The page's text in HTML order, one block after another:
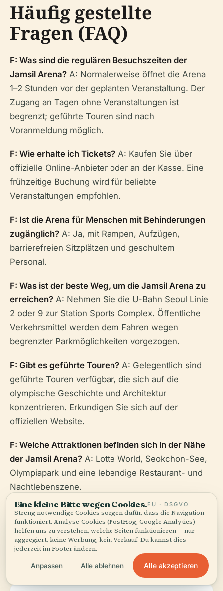
Häufig gestellte
Fragen (FAQ)
F: Was sind die regulären Besuchszeiten der
Jamsil Arena? A: Normalerweise öffnet die Arena
1–2 Stunden vor der geplanten Veranstaltung. Der
Zugang an Tagen ohne Veranstaltungen ist
begrenzt; geführte Touren sind nach
Voranmeldung möglich.
F: Wie erhalte ich Tickets? A: Kaufen Sie über
offizielle Online-Anbieter oder an der Kasse. Eine
frühzeitige Buchung wird für beliebte
Veranstaltungen empfohlen.
F: Ist die Arena für Menschen mit Behinderungen
zugänglich? A: Ja, mit Rampen, Aufzügen,
barrierefreien Sitzplätzen und geschultem
Personal.
F: Was ist der beste Weg, um die Jamsil Arena zu
erreichen? A: Nehmen Sie die U-Bahn Seoul Linie
2 oder 9 zur Station Sports Complex. Öffentliche
Verkehrsmittel werden dem Fahren wegen
begrenzter Parkmöglichkeiten vorgezogen.
F: Gibt es geführte Touren? A: Gelegentlich sind
geführte Touren verfügbar, die sich auf die
olympische Geschichte und Architektur
konzentrieren. Erkundigen Sie sich auf der
offiziellen Website.
F: Welche Attraktionen befinden sich in der Nähe
der Jamsil Arena? A: Lotte World, Seokchon-See,
Olympiapark und eine lebendige Restaurant- und
Nachtlebenszene.
Praktische Reisetipps
Eine kleine Bitte wegen Cookies.EU · DSGVO
Streng notwendige Cookies sorgen dafür, dass die Navigation
funktioniert. Analyse-Cookies (PostHog, Google Analytics)
helfen uns zu verstehen, welche Seiten funktionieren — nur
aggregiert, keine Werbung, kein Verkauf. Du kannst dies
jederzeit im Footer ändern.
Anpassen Alle ablehnen Alle akzeptieren